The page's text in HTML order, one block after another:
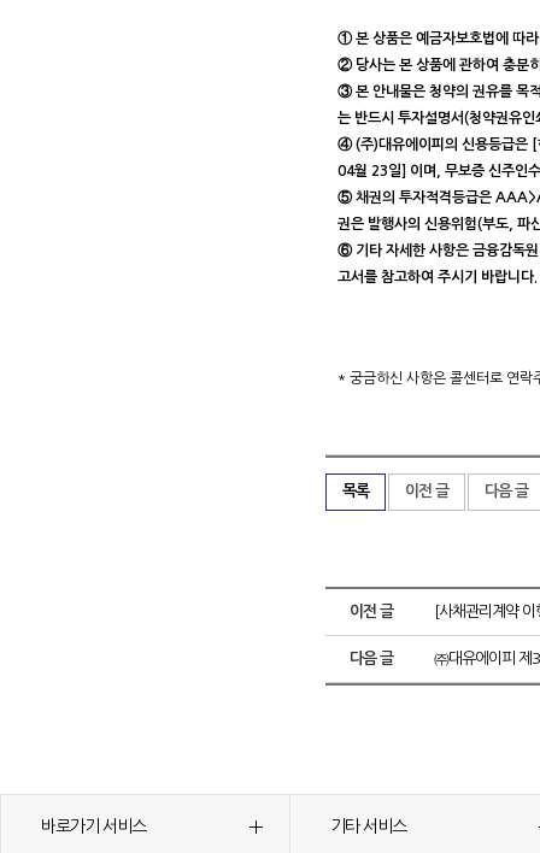
① 본 상품은 예금자보호법에 따
② 당사는 본 상품에 관하여 충분
③ 본 안내물은 청약의 권유를 목
는 반드시 투자설명서(청약권유
④ (주)대유에이피의 신용등급은
04월 23일] 이며, 무보증 신주인
⑤ 채권의 투자적격등급은
권은 발행사의 신용위험(부도, 파
⑥ 기타 자세한 사항은 금융감독
고서를 참고하여 주시기 바랍니다.
* 궁금하신 사항은 콜센터로 연
목록 이전 글 다음 글
이전 글 [사채관리계약
다음 글 ㈜대유에이피 제
바로가기 서비스 기타 서비스